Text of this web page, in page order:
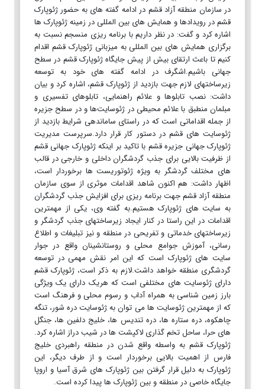
در سازمان منطقه آزاد قشم در ادامه گفته های به حضور ژئوپارک
قشم در رویدادها و همایش های بین المللی در زمینه ژئوپارک ها
اشاره کرد و گفت: در نظر داریم با برنامه ریزی منسجم نسبت به
برگزاری همایش های بین المللی به میزبانی ژئوپارک قشم اقدام
کنیم تا باعث ارتقای بیش از پیش جایگاه ژئوپارک قشم در سطح
جهانی باشیم.اشگرف در ادامه گفته های خود به توسعه
زیرساختهای لازم جهت بازدید از ژئوپارک قشم، اشاره کرد و بیان
داشت: نصب تابلوها و علائم راهنمایی، تابلوهای تفسیری و
مبلمان منطبق با علائم محیطی در ژئوسایت‌ها و در سطح جزیره
از جمله اقداماتی است که در راستای ساماندهی شرایط بازدید از
ژئوسایت های قشم در دستور کار قرار دارد.سرپرست مدیریت
ژئوپارک جهانی جزیره قشم با تاکید بر اینکه ژئوپارک جهانی قشم
از ظرفیت بالایی برای جذب گردشگران داخلی و خارجی در قالب
های مختلف گردشگر به ویژه ژئوتوریست ها برخوردار است،
اظهار داشت: هم اکنون شاهد اقدامات موثری از سوی سازمان
منطقه آزاد قشم جهت برنامه ریزی برای افزایش جذب گردشگران
به سایت های ژئوپارک هستیم.به گفته وی، یکی از مهمترین
اقدامات در این راستا در کنار ایجاد زیرساختهای جذب گردشگر و
زیرساختهای خدماتی و تفریحی در منطقه و نیز تبلیغات و اطلاع
رسانی، آموزش جوامع محلی و روستانشینان واقع در جوار
سایت های ژئوپارک است که این امر نقش مهمی در توسعه
گردشگری منطقه خواهد داشت.لازم به ذکر است، ژئوپارک قشم
دارای ژئوسایت های مختلفی است که هریک دارای یک ویژگی
بارز زمین شناسی به همراه آداب و رسوم محلی و فرهنگ است
که از مهمترین ژئوسایت ها می توان به ژئوسایت دره شور، تنگه
چاهکوه، دره ستاره ها، دره تندیس ها، خلیج دلفین ها، جنگل
های حرا، ساحل تخم گذاری لاکپشت ها در شیب دراز اشاره کرد.
ژئوپارک قشم به واسطه واقع شدن در منطقه راهبردی خلیج
فارس از اهمیت بالایی برخوردار است و از طرف دیگر، این
ژئوپارک به دلیل قرار گرفتن بین ژئوپارک های شرق آسیا و اروپا
جایگاه خاصی در منطقه و بین ژئوپارک ها پیدا کرده است.